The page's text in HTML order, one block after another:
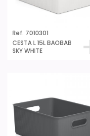
Ref. 7010301
CESTA L 15L BAOBAB
SKY WHITE